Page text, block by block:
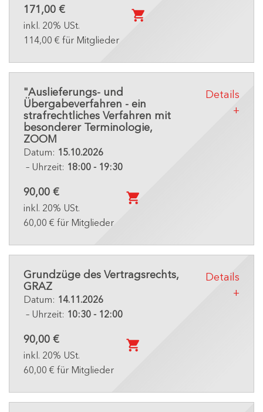
171,00 €
inkl. 20% USt.
114,00 € für Mitglieder
"Auslieferungs- und
Übergabeverfahren - ein
strafrechtliches Verfahren mit
besonderer Terminologie,
ZOOM
Datum: 15.10.2026
– Uhrzeit: 18:00 - 19:30
Details
90,00 €
inkl. 20% USt.
60,00 € für Mitglieder
Grundzüge des Vertragsrechts,
GRAZ
Datum: 14.11.2026
– Uhrzeit: 10:30 - 12:00
Details
90,00 €
inkl. 20% USt.
60,00 € für Mitglieder